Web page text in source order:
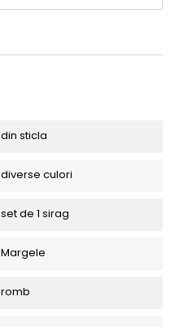
din sticla
diverse culori
set de 1 sirag
Margele
romb